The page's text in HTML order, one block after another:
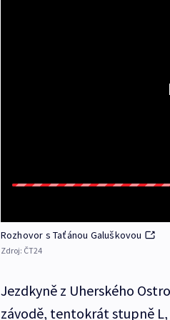
Rozhovor s Taťánou Galuškovou
Zdroj: ČT24
Jezdkyně z Uherského
závodě, tentokrát stupně